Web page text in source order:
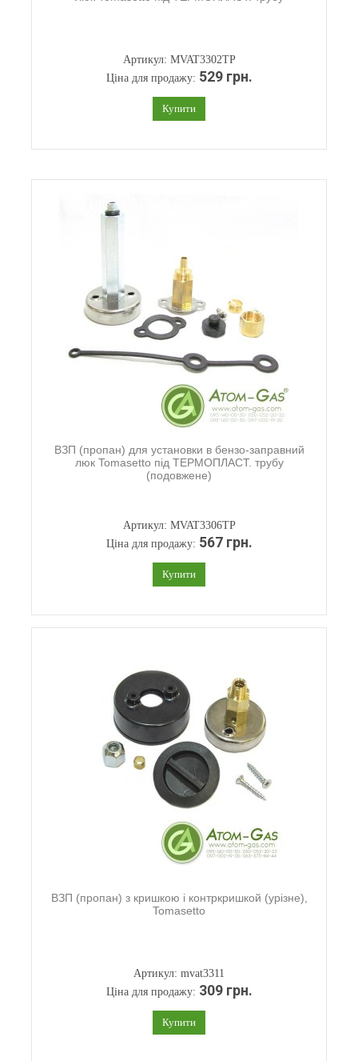
Артикул: MVAT3302TP
Ціна для продажу: 529 грн.
Купити
ВЗП (пропан) для установки в бензо-заправний
люк Tomasetto під ТЕРМОПЛАСТ. трубу
(подовжене)
Артикул: MVAT3306TP
Ціна для продажу: 567 грн.
Купити
ВЗП (пропан) з кришкою і контркришкой (урізне),
Tomasetto
Артикул: mvat3311
Ціна для продажу: 309 грн.
Купити